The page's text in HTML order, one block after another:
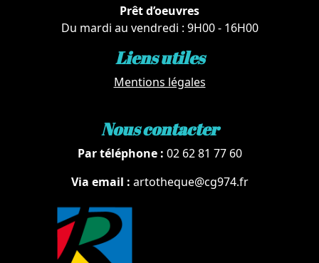
Prêt d’oeuvres
Du mardi au vendredi : 9H00 - 16H00
Liens utiles
Mentions légales
Nous contacter
Par téléphone : 02 62 81 77 60
Via email : artotheque@cg974.fr